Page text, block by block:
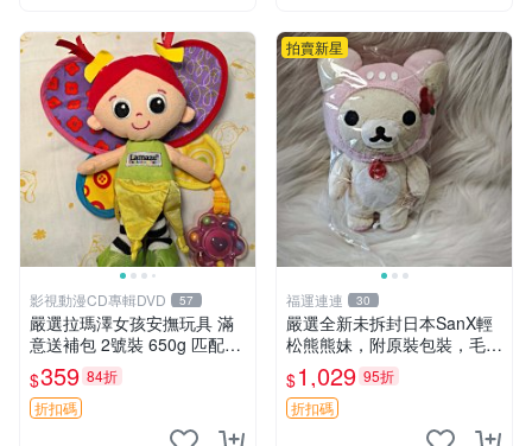
影視動漫CD專輯DVD 57
嚴選拉瑪澤女孩安撫玩具 滿
意送補包 2號裝 650g 匹配嬰
幼童舒壓好伴侶 女孩專用 安
心選擇 安撫玩偶 衝包 玩具
$359 84折
折扣碼
拍賣新星
福運連連 30
嚴選全新未拆封日本SanX輕
松熊熊妹，附原裝包裝，毛絨
質地極佳，細膩可愛，推薦收
藏兼送禮，適合女性好友或家
人，限量釋出。鬆熊、熊玩
$1,029 95折
折扣碼